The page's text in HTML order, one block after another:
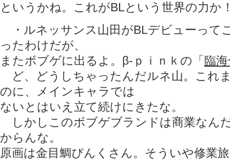
というかね。これがBLという世界の力か
・ルネッサンス山田がBLデビューって
ったわけだが、
またボブゲに出るよ。β-ｐｉｎｋの「臨
ど、どうしちゃったんだルネ山。これ
のに、メインキャラでは
ないとはいえ立て続けにきたな。
しかしこのボブゲブランドは商業なん
からんな。
原画は金目鯛ぴんくさん。そういや修業